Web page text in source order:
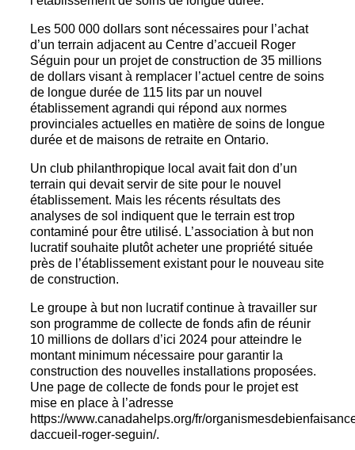
Les 500 000 dollars sont nécessaires pour l’achat
d’un terrain adjacent au Centre d’accueil Roger
Séguin pour un projet de construction de 35 millions
de dollars visant à remplacer l’actuel centre de soins
de longue durée de 115 lits par un nouvel
établissement agrandi qui répond aux normes
provinciales actuelles en matière de soins de longue
durée et de maisons de retraite en Ontario.
Un club philanthropique local avait fait don d’un
terrain qui devait servir de site pour le nouvel
établissement. Mais les récents résultats des
analyses de sol indiquent que le terrain est trop
contaminé pour être utilisé. L’association à but non
lucratif souhaite plutôt acheter une propriété située
près de l’établissement existant pour le nouveau site
de construction.
Le groupe à but non lucratif continue à travailler sur
son programme de collecte de fonds afin de réunir
10 millions de dollars d’ici 2024 pour atteindre le
montant minimum nécessaire pour garantir la
construction des nouvelles installations proposées.
Une page de collecte de fonds pour le projet est
mise en place à l’adresse
https://www.canadahelps.org/fr/
daccueil-roger-seguin/.